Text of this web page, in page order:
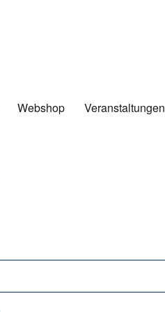
Webshop Veranstaltungen